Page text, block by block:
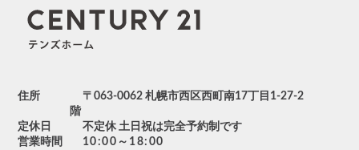
住所
〒063-0062 札幌市西区西町南17丁目1-27-2
階
定休日
不定休 土日祝は完全予約制です
営業時間
10:00～18:00